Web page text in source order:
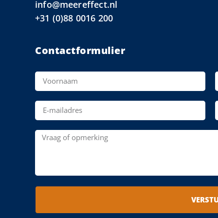
info@meereffect.nl
+31 (0)88 0016 200
Contactformulier